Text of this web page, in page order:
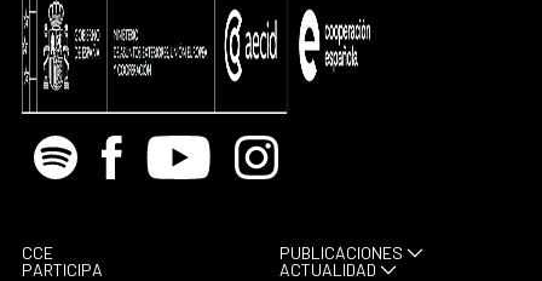
Spotify Facebook
Youtube Instagram
CCE
PARTICIPA
PUBLICACIONES
ACTUALIDAD